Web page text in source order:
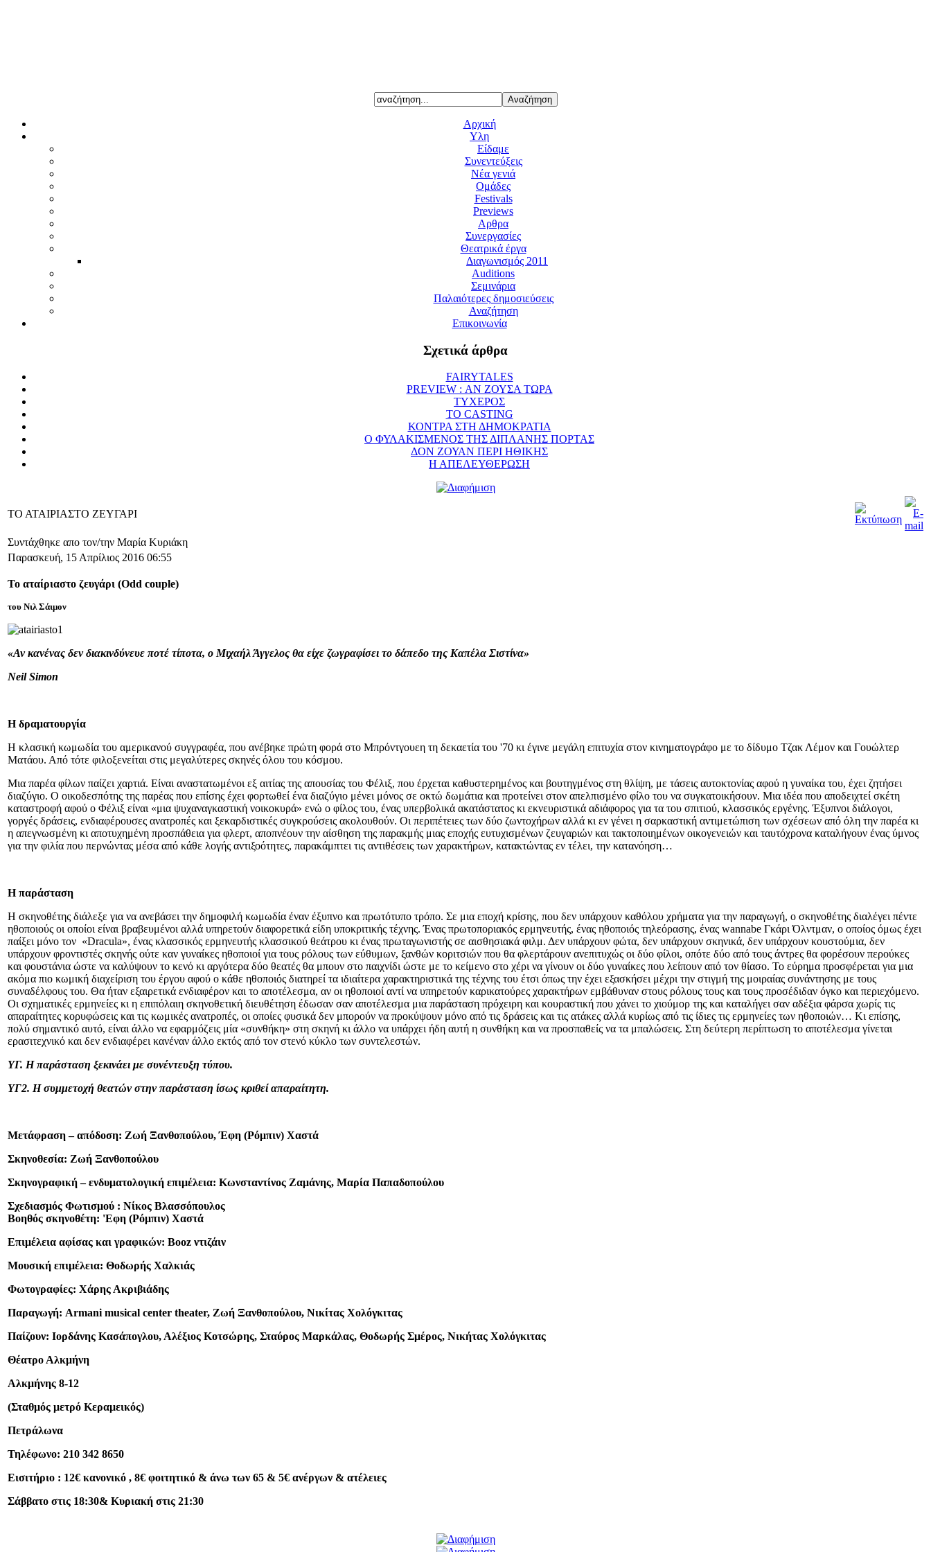
Αρχική
Υλη
Είδαμε
Συνεντεύξεις
Νέα γενιά
Ομάδες
Festivals
Previews
Αρθρα
Συνεργασίες
Θεατρικά έργα
Διαγωνισμός 2011
Auditions
Σεμινάρια
Παλαιότερες δημοσιεύσεις
Αναζήτηση
Επικοινωνία
Σχετικά άρθρα
FAIRYTALES
PREVIEW : ΑΝ ΖΟΥΣΑ ΤΩΡΑ
ΤΥΧΕΡΟΣ
ΤΟ CASTING
ΚΟΝΤΡΑ ΣΤΗ ΔΗΜΟΚΡΑΤΙΑ
Ο ΦΥΛΑΚΙΣΜΕΝΟΣ ΤΗΣ ΔΙΠΛΑΝΗΣ ΠΟΡΤΑΣ
ΔΟΝ ΖΟΥΑΝ ΠΕΡΙ ΗΘΙΚΗΣ
Η ΑΠΕΛΕΥΘΕΡΩΣΗ
ΤΟ ΑΤΑΙΡΙΑΣΤΟ ΖΕΥΓΑΡΙ
Συντάχθηκε απο τον/την Μαρία Κυριάκη
Παρασκευή, 15 Απρίλιος 2016 06:55
Το αταίριαστο ζευγάρι (Odd couple)
του Νιλ Σάιμον
«Αν κανένας δεν διακινδύνευε ποτέ τίποτα, ο Μιχαήλ Άγγελος θα είχε ζωγραφίσει το δάπεδο της Καπέλα Σιστίνα»
Neil Simon
Η δραματουργία
Η κλασική κωμωδία του αμερικανού συγγραφέα, που ανέβηκε πρώτη φορά στο Μπρόντγουεη τη δεκαετία του '70 κι έγινε μεγάλη επιτυχία στον κινηματογράφο με το δίδυμο Τζακ Λέμον και Γουώλτερ
Ματάου. Από τότε φιλοξενείται στις μεγαλύτερες σκηνές όλου του κόσμου.
Μια παρέα φίλων παίζει χαρτιά. Είναι αναστατωμένοι εξ αιτίας της απουσίας του Φέλιξ, που έρχεται καθυστερημένος και βουτηγμένος στη θλίψη, με τάσεις αυτοκτονίας αφού η γυναίκα του, έχει ζητήσει
διαζύγιο. Ο οικοδεσπότης της παρέας που επίσης έχει φορτωθεί ένα διαζύγιο μένει μόνος σε οκτώ δωμάτια και προτείνει στον απελπισμένο φίλο του να συγκατοικήσουν. Μια ιδέα που αποδειχτεί σκέτη
καταστροφή αφού ο Φέλιξ είναι «μια ψυχαναγκαστική νοικοκυρά» ενώ ο φίλος του, ένας υπερβολικά ακατάστατος κι εκνευριστικά αδιάφορος για τα του σπιτιού, κλασσικός εργένης. Έξυπνοι διάλογοι,
γοργές δράσεις, ενδιαφέρουσες ανατροπές και ξεκαρδιστικές συγκρούσεις ακολουθούν. Οι περιπέτειες των δύο ζωντοχήρων αλλά κι εν γένει η σαρκαστική αντιμετώπιση των σχέσεων από όλη την παρέα κι
η απεγνωσμένη κι αποτυχημένη προσπάθεια για φλερτ, αποπνέουν την αίσθηση της παρακμής μιας εποχής ευτυχισμένων ζευγαριών και τακτοποιημένων οικογενειών και ταυτόχρονα καταλήγουν ένας ύμνος
για την φιλία που περνώντας μέσα από κάθε λογής αντιξοότητες, παρακάμπτει τις αντιθέσεις των χαρακτήρων, κατακτώντας εν τέλει, την κατανόηση…
Η παράσταση
Η σκηνοθέτης διάλεξε για να ανεβάσει την δημοφιλή κωμωδία έναν έξυπνο και πρωτότυπο τρόπο. Σε μια εποχή κρίσης, που δεν υπάρχουν καθόλου χρήματα για την παραγωγή, ο σκηνοθέτης διαλέγει πέντε
ηθοποιούς οι οποίοι είναι βραβευμένοι αλλά υπηρετούν διαφορετικά είδη υποκριτικής τέχνης. Ένας πρωτοποριακός ερμηνευτής, ένας ηθοποιός τηλεόρασης, ένας wannabe Γκάρι Όλντμαν, ο οποίος όμως έχει
παίξει μόνο τον «Dracula», ένας κλασσικός ερμηνευτής κλασσικού θεάτρου κι ένας πρωταγωνιστής σε αισθησιακά φιλμ. Δεν υπάρχουν φώτα, δεν υπάρχουν σκηνικά, δεν υπάρχουν κουστούμια, δεν
υπάρχουν φροντιστές σκηνής ούτε καν γυναίκες ηθοποιοί για τους ρόλους των εύθυμων, ξανθών κοριτσιών που θα φλερτάρουν ανεπιτυχώς οι δύο φίλοι, οπότε δύο από τους άντρες θα φορέσουν περούκες
και φουστάνια ώστε να καλύψουν το κενό κι αργότερα δύο θεατές θα μπουν στο παιχνίδι ώστε με το κείμενο στο χέρι να γίνουν οι δύο γυναίκες που λείπουν από τον θίασο. Το εύρημα προσφέρεται για μια
ακόμα πιο κωμική διαχείριση του έργου αφού ο κάθε ηθοποιός διατηρεί τα ιδιαίτερα χαρακτηριστικά της τέχνης του έτσι όπως την έχει εξασκήσει μέχρι την στιγμή της μοιραίας συνάντησης με τους
συναδέλφους του. Θα ήταν εξαιρετικά ενδιαφέρον και το αποτέλεσμα, αν οι ηθοποιοί αντί να υπηρετούν καρικατούρες χαρακτήρων εμβάθυναν στους ρόλους τους και τους προσέδιδαν όγκο και περιεχόμενο.
Οι σχηματικές ερμηνείες κι η επιπόλαιη σκηνοθετική διευθέτηση έδωσαν σαν αποτέλεσμα μια παράσταση πρόχειρη και κουραστική που χάνει το χιούμορ της και καταλήγει σαν αδέξια φάρσα χωρίς τις
απαραίτητες κορυφώσεις και τις κωμικές ανατροπές, οι οποίες φυσικά δεν μπορούν να προκύψουν μόνο από τις δράσεις και τις ατάκες αλλά κυρίως από τις ίδιες τις ερμηνείες των ηθοποιών… Κι επίσης,
πολύ σημαντικό αυτό, είναι άλλο να εφαρμόζεις μία «συνθήκη» στη σκηνή κι άλλο να υπάρχει ήδη αυτή η συνθήκη και να προσπαθείς να τα μπαλώσεις. Στη δεύτερη περίπτωση το αποτέλεσμα γίνεται
ερασιτεχνικό και δεν ενδιαφέρει κανέναν άλλο εκτός από τον στενό κύκλο των συντελεστών.
ΥΓ. Η παράσταση ξεκινάει με συνέντευξη τύπου.
ΥΓ2. Η συμμετοχή θεατών στην παράσταση ίσως κριθεί απαραίτητη.
Μετάφραση – απόδοση: Ζωή Ξανθοπούλου, Έφη (Ρόμπιν) Χαστά
Σκηνοθεσία: Ζωή Ξανθοπούλου
Σκηνογραφική – ενδυματολογική επιμέλεια: Κωνσταντίνος Ζαμάνης, Μαρία Παπαδοπούλου
Σχεδιασμός Φωτισμού : Νίκος Βλασσόπουλος
Βοηθός σκηνοθέτη: 'Εφη (Ρόμπιν) Χαστά
Επιμέλεια αφίσας και γραφικών: Booz ντιζάιν
Μουσική επιμέλεια: Θοδωρής Χαλκιάς
Φωτογραφίες: Χάρης Ακριβιάδης
Παραγωγή: Armani musical center theater, Ζωή Ξανθοπούλου, Νικίτας Χολόγκιτας
Παίζουν: Ιορδάνης Κασάπογλου, Αλέξιος Κοτσώρης, Σταύρος Μαρκάλας, Θοδωρής Σμέρος, Νικήτας Χολόγκιτας
Θέατρο Αλκμήνη
Αλκμήνης 8-12
(Σταθμός μετρό Κεραμεικός)
Πετράλωνα
Τηλέφωνο: 210 342 8650
Εισιτήριο : 12€ κανονικό , 8€ φοιτητικό & άνω των 65 & 5€ ανέργων & ατέλειες
Σάββατο στις 18:30& Κυριακή στις 21:30